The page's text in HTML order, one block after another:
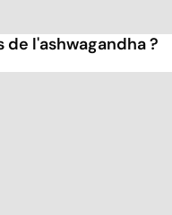
l'ashwagandha ?